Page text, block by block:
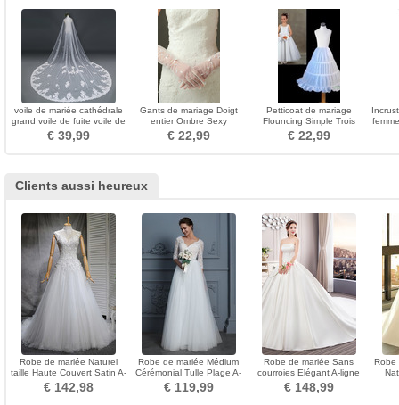
voile de mariée cathédrale
grand voile de fuite voile de
dentelle de mariage
€ 39,99
Gants de mariage Doigt
entier Ombre Sexy
Translucide Tulle Longue
€ 22,99
Petticoat de mariage
Flouncing Simple Trois
jantes Taffetas en polyester
€ 22,99
Clients aussi heureux
Robe de mariée Naturel
taille Haute Couvert Satin A-
ligne Manquant
€ 142,98
Robe de mariée Médium
Cérémonial Tulle Plage A-
ligne Longueur de plancher
€ 119,99
Robe de mariée Sans
courroies Elégant A-ligne
Chapelle Sans Manches
€ 148,99
Robe